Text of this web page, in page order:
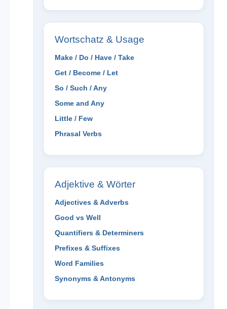
Wortschatz & Usage
Make / Do / Have / Take
Get / Become / Let
So / Such / Any
Some and Any
Little / Few
Phrasal Verbs
Adjektive & Wörter
Adjectives & Adverbs
Good vs Well
Quantifiers & Determiners
Prefixes & Suffixes
Word Families
Synonyms & Antonyms